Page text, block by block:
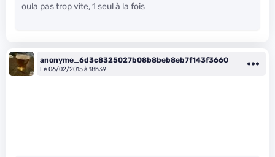
oula pas trop vite, 1 seul à la fois
anonyme_6d3c8325027b08b8beb8eb7f143f3660
Le 06/02/2015 à 18h39